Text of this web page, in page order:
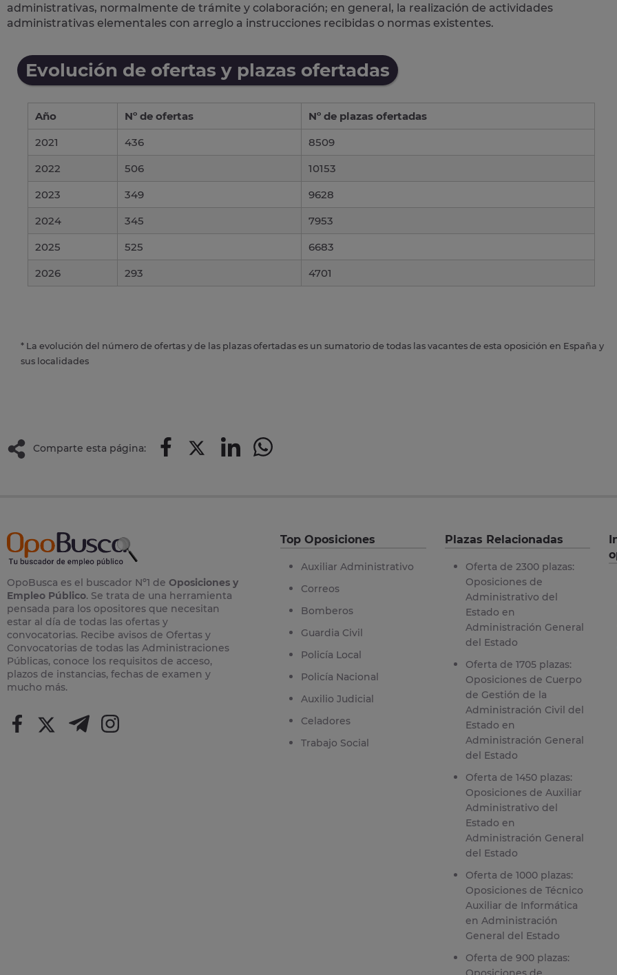
administrativas, normalmente de trámite y colaboración; en general, la realización de actividades
administrativas elementales con arreglo a instrucciones recibidas o normas existentes.
Evolución de ofertas y plazas ofertadas
Año Nº de ofertas
Nº de plazas ofertadas
2021
436
8509
2022
506
10153
2023
349
9628
2024
345
7953
2025
525
6683
2026
293 4701
* La evolución del número de ofertas y de las plazas ofertadas es un sumatorio de todas las vacantes de esta oposición en España y
sus localidades
Comparte esta página:
OpoBusca es el buscador Nº1 de Oposiciones y
Empleo Público. Se trata de una herramienta
pensada para los opositores que necesitan
estar al día de todas las ofertas y
convocatorias. Recibe avisos de Ofertas y
Convocatorias de todas las Administraciones
Públicas, conoce los requisitos de acceso,
plazos de instancias, fechas de examen y
mucho más.
Top Oposiciones
Auxiliar Administrativo
Correos
Bomberos
Guardia Civil
Policía Local
Policía Nacional
Auxilio Judicial
Celadores
Trabajo Social
Plazas Relacionadas
Oferta de 2300 plazas:
Oposiciones de
Administrativo del
Estado en
Administración General
del Estado
Oferta de 1705 plazas:
Oposiciones de Cuerpo
de Gestión de la
Administración Civil del
Estado en
Administración General
del Estado
Oferta de 1450 plazas:
Oposiciones de Auxiliar
Administrativo del
Estado en
Administración General
del Estado
Oferta de 1000 plazas:
Oposiciones de Técnico
Auxiliar de Informática
en Administración
General del Estado
Oferta de 900 plazas: